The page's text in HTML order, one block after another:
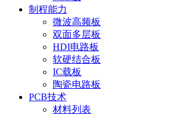
制程能力
微波高频板
双面多层板
HDI电路板
软硬结合板
IC载板
陶瓷电路板
PCB技术
材料列表